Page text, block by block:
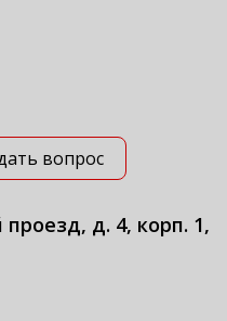
вопрос
д. 4, корп. 1,